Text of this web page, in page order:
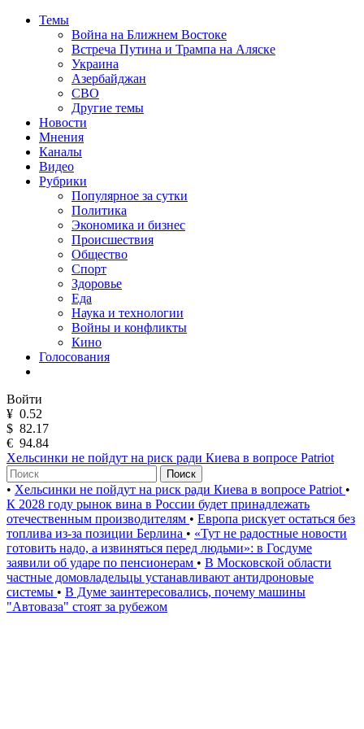
Темы
Война на Ближнем Востоке
Встреча Путина и Трампа на Аляске
Украина
Азербайджан
СВО
Другие темы
Новости
Мнения
Каналы
Видео
Рубрики
Популярное за сутки
Политика
Экономика и бизнес
Происшествия
Общество
Спорт
Здоровье
Еда
Наука и технологии
Войны и конфликты
Кино
Голосования
Войти
¥ 0.52
$ 82.17
€ 94.84
Хельсинки не пойдут на риск ради Киева в вопросе Patriot
Поиск
• Хельсинки не пойдут на риск ради Киева в вопросе Patriot •
К 2028 году рынок вина в России будет принадлежать
отечественным производителям • Европа рискует остаться без
топлива из-за позиции Берлина • «Тут не радостные новости
готовить надо, а извиняться перед людьми»: в Госдуме
заявили об ударе по пенсионерам • В Московской области
частные домовладельцы устанавливают антидроновые
системы • В Думе заинтересовались, почему машины
"Автоваза" стоят за рубежом